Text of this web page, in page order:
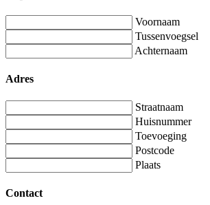
Voornaam
Tussenvoegsel
Achternaam
Adres
Straatnaam
Huisnummer
Toevoeging
Postcode
Plaats
Contact